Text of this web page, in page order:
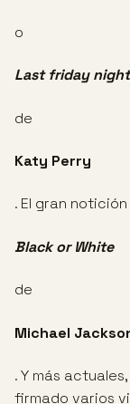
o
Last friday night
de
Katy Perry
. El gran
Black or White
de
Michael
. Y más
firmado varios